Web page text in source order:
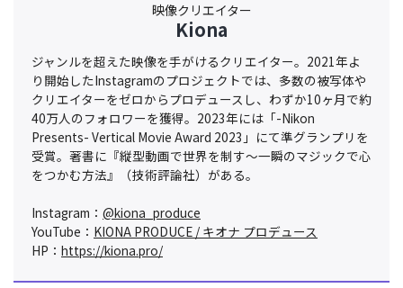
映像クリエイター
Kiona
ジャンルを超えた映像を手がけるクリエイター。2021年よ
り開始したInstagramのプロジェクトでは、多数の被写体や
クリエイターをゼロからプロデュースし、わずか10ヶ月で約
40万人のフォロワーを獲得。2023年には「-Nikon
Presents- Vertical Movie Award 2023」にて準グランプリを
受賞。著書に『縦型動画で世界を制す～一瞬のマジックで心
をつかむ方法』（技術評論社）がある。
Instagram： @kiona_produce
YouTube： KIONA PRODUCE / キオナ プロデュース
HP： https://kiona.pro/